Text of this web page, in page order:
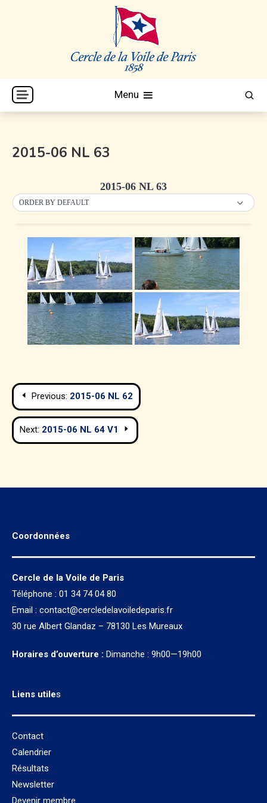
CVP
Cercle de la Voile de Paris
Menu
2015-06 NL 63
2015-06 NL 63
ORDER BY DEFAULT
Navigation
de
l’article
Previous: 2015-06 NL 62
Next: 2015-06 NL 64 V1
Coordonnées
Cercle de la Voile de Paris
Téléphone : 01 34 74 04 80
Email : contact@cercledelavoiledeparis.fr
30 rue Albert Glandaz – 78130 Les Mureaux
Horaires d’ouverture : Dimanche : 9h00—19h00
Liens utiles
Contact
Calendrier
Résultats
Newsletter
Devenir membre